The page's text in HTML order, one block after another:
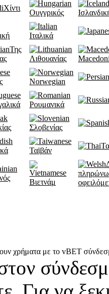
Χίντι
Ουγγρικός
Ιταλικά
Της
Λιθουανίας
Norwegian
Ρουμανικά
Σλοβενίας
Ταϊβάν
Βιετνάμ
χρήματα με το vBET